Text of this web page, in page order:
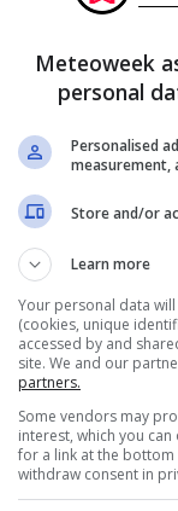
Meteoweek
personal
Personalised
measurement,
Store and/or
Learn more
Your personal data
(cookies, unique
accessed by and
site. We and our
partners.
Some vendors may
interest, which you
for a link at the
withdraw consent in